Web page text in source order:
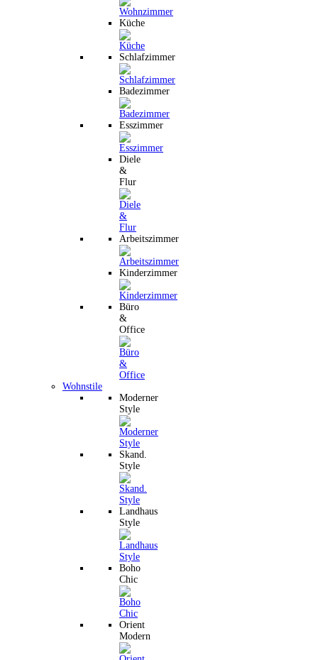
Küche
Schlafzimmer
Badezimmer
Esszimmer
Diele
&
Flur
Arbeitszimmer
Kinderzimmer
Büro
&
Office
Wohnstile
Moderner
Style
Skand.
Style
Landhaus
Style
Boho
Chic
Orient
Modern